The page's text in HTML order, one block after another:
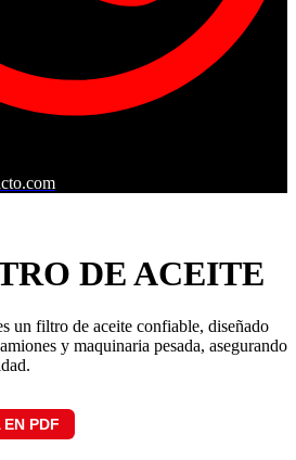
DE ACEITE
un filtro de aceite confiable, diseñado
y maquinaria pesada, asegurando
EN PDF